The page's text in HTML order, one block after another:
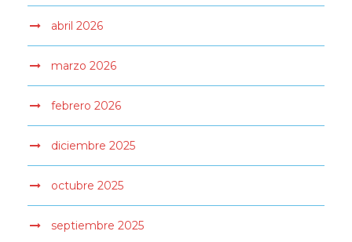
abril 2026
marzo 2026
febrero 2026
diciembre 2025
octubre 2025
septiembre 2025